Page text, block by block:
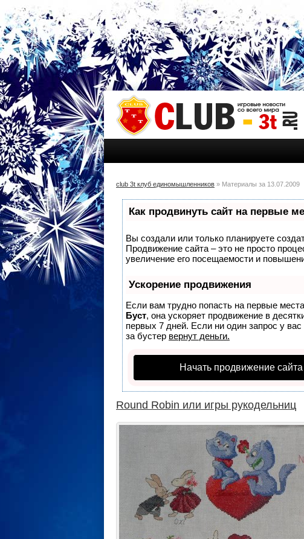
club 3t клуб единомышленников » Материалы за 13.07.2009
Как продвинуть сайт на первые
Вы создали или только планируете
Продвижение сайта – это не просто
увеличение его посещаемости и
Ускорение продвижения
Если вам трудно попасть на первые
Буст, она ускоряет продвижение в
первых 7 дней. Если ни один запрос у
за бустер вернут деньги.
Начать продвижение сайта
Round Robin или игры рукодельниц